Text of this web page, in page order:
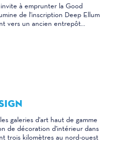
à emprunter la Good
de l'inscription Deep Ellum
vers un ancien entrepôt...
galeries d'art haut de gamme
de décoration d'intérieur dans
trois kilomètres au nord-ouest